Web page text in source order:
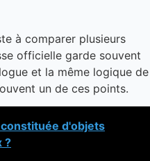
à comparer plusieurs
officielle garde souvent
et la même logique de
un de ces points.
d'objets
?